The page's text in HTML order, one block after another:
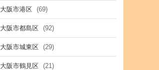
大阪市港区 (69)
大阪市都島区 (92)
大阪市城東区 (29)
大阪市鶴見区 (21)